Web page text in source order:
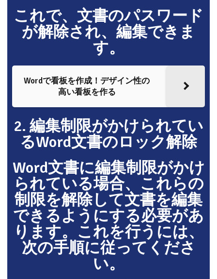
これで、文書のパスワード
が解除され、編集できま
す。
Wordで看板を作成！デザイン性の
高い看板を作る
2. 編集制限がかけられてい
るWord文書のロック解除
Word文書に編集制限がかけ
られている場合、これらの
制限を解除して文書を編集
できるようにする必要があ
ります。これを行うには、
次の手順に従ってくださ
い。